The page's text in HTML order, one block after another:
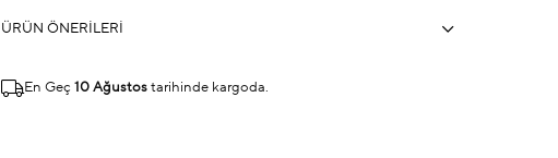
ÜRÜN ÖNERILERI
En Geç10 Ağustos tarihinde kargoda.